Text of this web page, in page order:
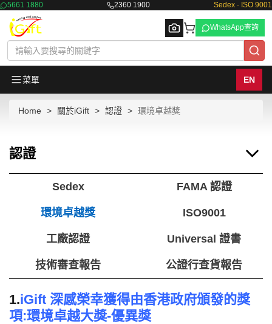
5661 1880 2360 1900 Sedex · ISO 9001
Browse
WhatsApp查詢
菜單 EN
Home 關於iGift 認證 環境卓越獎
認證
Sedex FAMA 認證
環境卓越獎 ISO9001
工廠認證 Universal 證書
技術審查報告 公證行查貨報告
1.iGift 深感榮幸獲得由香港政府頒發的獎
項:環境卓越大獎-優異獎